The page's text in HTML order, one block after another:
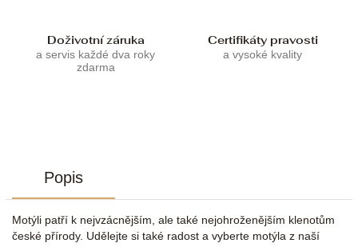
Doživotní záruka
a servis každé dva roky
zdarma
Certifikáty pravosti
a vysoké kvality
Popis
Motýli patří k nejvzácnějším, ale také nejohroženějším klenotům
české přírody. Udělejte si také radost a vyberte motýla z naší